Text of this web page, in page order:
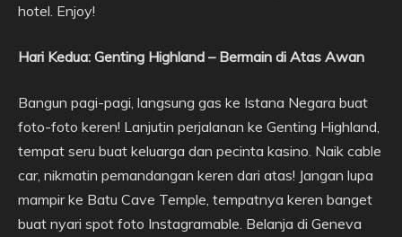
hotel. Enjoy!
Hari Kedua: Genting Highland – Bermain di Atas Awan
Bangun pagi-pagi, langsung gas ke Istana Negara buat
foto-foto keren! Lanjutin perjalanan ke Genting Highland,
tempat seru buat keluarga dan pecinta kasino. Naik cable
car, nikmatin pemandangan keren dari atas! Jangan lupa
mampir ke Batu Cave Temple, tempatnya keren banget
buat nyari spot foto Instagramable. Belanja di Geneva